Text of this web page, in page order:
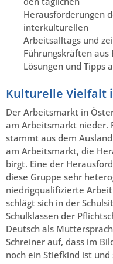
Herausforderungen
interkulturellen
Arbeitsalltags und
Führungskräften aus
Lösungen und Tipps
Kulturelle Vielfalt
Der Arbeitsmarkt in
am Arbeitsmarkt nieder.
stammt aus dem
am Arbeitsmarkt, die
birgt. Eine der
diese Gruppe sehr
niedrigqualifizierte
schlägt sich in der
Schulklassen der
Deutsch als
Schreiner auf, dass im
noch ein Stiefkind ist